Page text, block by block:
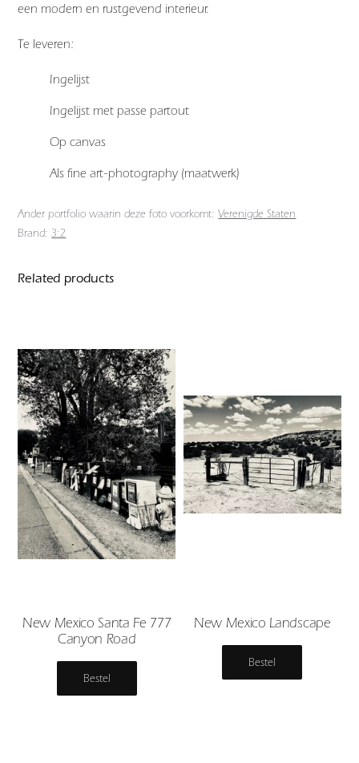
een modern en rustgevend interieur.
Te leveren:
Ingelijst
Ingelijst met passe partout
Op canvas
Als fine art-photography (maatwerk)
Ander portfolio waarin deze foto voorkomt:Verenigde Staten
Brand:3:2
Related products
New Mexico Santa Fe 777
Canyon Road
Bestel
New Mexico Landscape
Bestel